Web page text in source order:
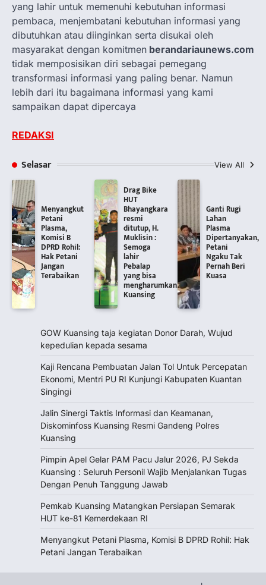
yang lahir untuk memenuhi kebutuhan informasi
pembaca, menjembatani kebutuhan informasi yang
dibutuhkan atau diinginkan serta disukai oleh
masyarakat dengan komitmen berandariaunews.com
tidak memposisikan diri sebagai pemegang
transformasi informasi yang paling benar. Namun
lebih dari itu bagaimana informasi yang kami
sampaikan dapat dipercaya
REDAKSI
Selasar View All
Menyangkut
Petani
Plasma,
Komisi B
DPRD Rohil:
Hak Petani
Jangan
Terabaikan
Drag Bike
HUT
Bhayangkara
resmi
ditutup, H.
Muklisin :
Semoga
lahir
Pebalap
yang bisa
mengharumkan
Kuansing
Ganti Rugi
Lahan
Plasma
Dipertanyakan,
Petani
Ngaku Tak
Pernah Beri
Kuasa
GOW Kuansing taja kegiatan Donor Darah, Wujud
kepedulian kepada sesama
Kaji Rencana Pembuatan Jalan Tol Untuk Percepatan
Ekonomi, Mentri PU RI Kunjungi Kabupaten Kuantan
Singingi
Jalin Sinergi Taktis Informasi dan Keamanan,
Diskominfoss Kuansing Resmi Gandeng Polres
Kuansing
Pimpin Apel Gelar PAM Pacu Jalur 2026, PJ Sekda
Kuansing : Seluruh Personil Wajib Menjalankan Tugas
Dengan Penuh Tanggung Jawab
Pemkab Kuansing Matangkan Persiapan Semarak
HUT ke-81 Kemerdekaan RI
Menyangkut Petani Plasma, Komisi B DPRD Rohil: Hak
Petani Jangan Terabaikan